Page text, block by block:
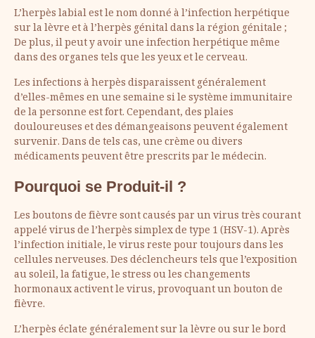
L’herpès labial est le nom donné à l’infection herpétique
sur la lèvre et à l’herpès génital dans la région génitale ;
De plus, il peut y avoir une infection herpétique même
dans des organes tels que les yeux et le cerveau.
Les infections à herpès disparaissent généralement
d’elles-mêmes en une semaine si le système immunitaire
de la personne est fort. Cependant, des plaies
douloureuses et des démangeaisons peuvent également
survenir. Dans de tels cas, une crème ou divers
médicaments peuvent être prescrits par le médecin.
Pourquoi se Produit-il ?
Les boutons de fièvre sont causés par un virus très courant
appelé virus de l’herpès simplex de type 1 (HSV-1). Après
l’infection initiale, le virus reste pour toujours dans les
cellules nerveuses. Des déclencheurs tels que l’exposition
au soleil, la fatigue, le stress ou les changements
hormonaux activent le virus, provoquant un bouton de
fièvre.
L’herpès éclate généralement sur la lèvre ou sur le bord